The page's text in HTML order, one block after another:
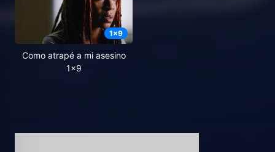
1x9
Como atrapé a mi asesino
1x9